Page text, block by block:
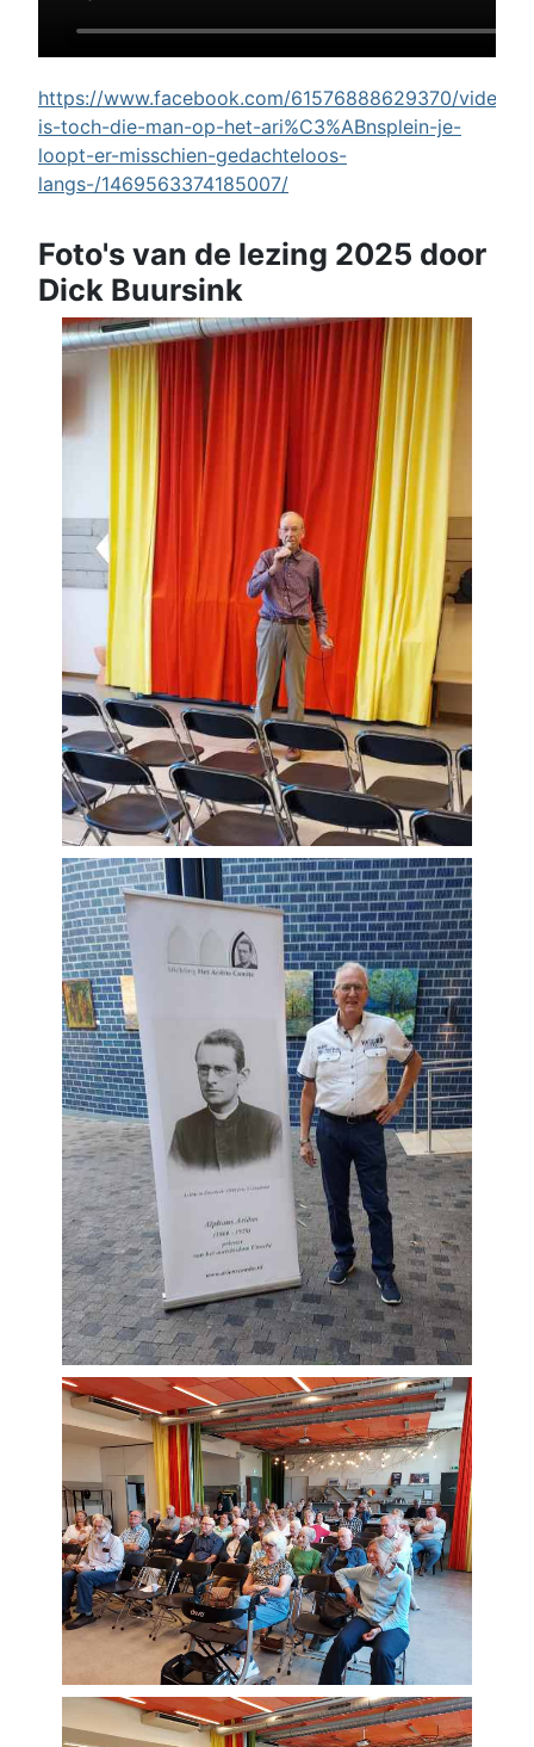
https://www.facebook.com/61576888629370/videos/
is-toch-die-man-op-het-ari%C3%ABnsplein-je-
loopt-er-misschien-gedachteloos-
langs-/1469563374185007/
Foto's van de lezing 2025 door
Dick Buursink